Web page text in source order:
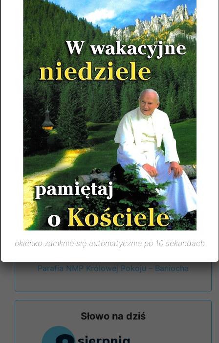
Archiwum ogłoszeń
Intencje Mszalne
Intencje mszalne 02.08.2026
Intencje mszalne 26.07.2026
Archiwum intencji
Informacje formalne
Standardy ochrony małoletnich
Nr konta bankowego
73 1020 1169 0000 8702 0012 2002
Parafia NMP Królowej Pokoju – Baniocha
Słowo na dziś
okienko zamknie się automatycznie po 10 sekundach